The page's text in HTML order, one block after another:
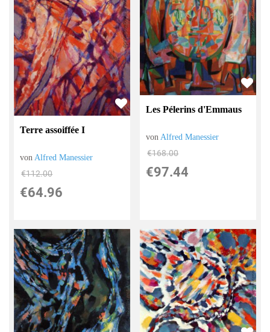
Terre assoiffée I
von Alfred Manessier
€112.00
€64.96
Les Pélerins d'Emmaus
vonAlfred Manessier
€168.00
€97.44